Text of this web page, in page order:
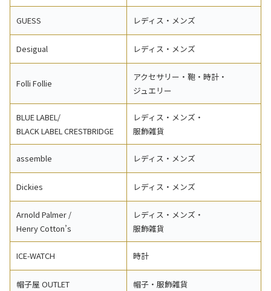
GUESS レディス・メンズ
Desigual レディス・メンズ
Folli Follie
アクセサリー・鞄・時計・
ジュエリー
BLUE LABEL/
BLACK LABEL CRESTBRIDGE
レディス・メンズ・
服飾雑貨
assemble レディス・メンズ
Dickies レディス・メンズ
Arnold Palmer /
Henry Cotton’s
レディス・メンズ・
服飾雑貨
ICE-WATCH 時計
帽子屋 OUTLET 帽子・服飾雑貨